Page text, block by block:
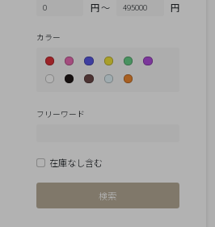
円 ～ 円
カラー
フリーワード
在庫なし含む
Pierced
Earrings
Disney